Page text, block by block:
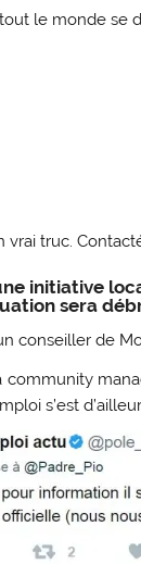
le monde se
vrai truc.
initiative
sera
conseiller de
s’est